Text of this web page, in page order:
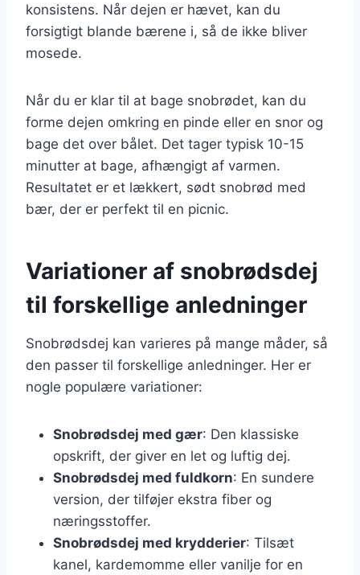
konsistens. Når dejen er hævet, kan du
forsigtigt blande bærene i, så de ikke bliver
mosede.
Når du er klar til at bage snobrødet, kan du
forme dejen omkring en pinde eller en snor og
bage det over bålet. Det tager typisk 10-15
minutter at bage, afhængigt af varmen.
Resultatet er et lækkert, sødt snobrød med
bær, der er perfekt til en picnic.
Variationer af snobrødsdej
til forskellige anledninger
Snobrødsdej kan varieres på mange måder, så
den passer til forskellige anledninger. Her er
nogle populære variationer:
Snobrødsdej med gær: Den klassiske
opskrift, der giver en let og luftig dej.
Snobrødsdej med fuldkorn: En sundere
version, der tilføjer ekstra fiber og
næringsstoffer.
Snobrødsdej med krydderier: Tilsæt
kanel, kardemomme eller vanilje for en